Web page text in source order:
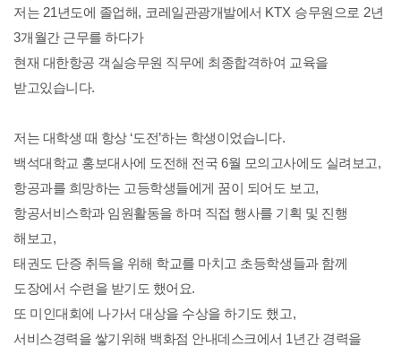
저는 21 년도에 졸업해, 코레일관광개발에서 KTX 승무원으로 2년
3개월간 근무를 하다가
현재 대한항공 객실승무원 직무에 최종합격하여 교육을
받고있습니다.
저는 대학생 때 항상 ‘도전’하는 학생이었습니다.
백석대학교 홍보대사에 도전해 전국 6월 모의고사에도 실려보고,
항공과를 희망하는 고등학생들에게 꿈이 되어도 보고,
항공서비스학과 임원활동을 하며 직접 행사를 기획 및 진행
해보고,
태권도 단증 취득을 위해 학교를 마치고 초등학생들과 함께
도장에서 수련을 받기도 했어요.
또 미인대회에 나가서 대상을 수상을 하기도 했고,
서비스경력을 쌓기위해 백화점 안내데스크에서 1 년간 경력을